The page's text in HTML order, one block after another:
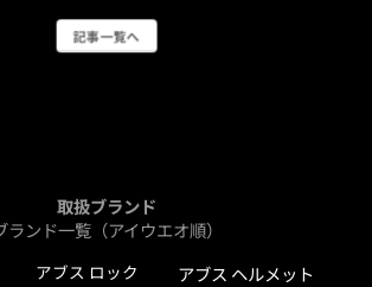
記事一覧へ
取扱ブランド
ランド一覧（アイウエオ順）
アブス ロック アブス ヘルメット